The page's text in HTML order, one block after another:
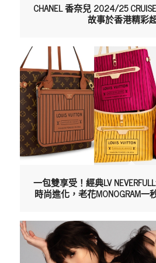
CHANEL 香奈兒 2024/25
故事於香港精彩
一包雙享受！經典LV
時尚進化，老花MONOGRAM一